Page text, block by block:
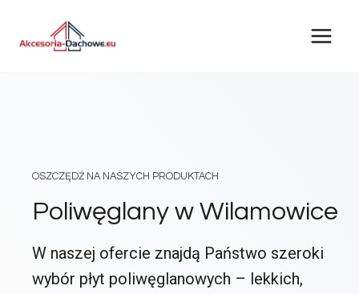
OSZCZĘDŹ NA NASZYCH PRODUKTACH
Poliwęglany w Wilamowice
W naszej ofercie znajdą Państwo szeroki
wybór płyt poliwęglanowych – lekkich,